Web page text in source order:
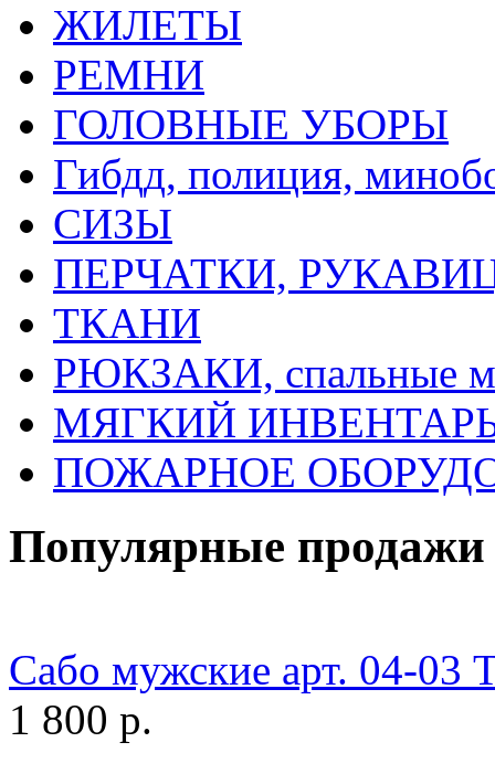
ЖИЛЕТЫ
РЕМНИ
ГОЛОВНЫЕ УБОРЫ
Гибдд, полиция,
СИЗЫ
ПЕРЧАТКИ,
ТКАНИ
РЮКЗАКИ, спальные
МЯГКИЙ ИНВЕНТАРЬ,
ПОЖАРНОЕ
Популярные продажи
Сабо мужские арт. 04-
1 800 р.